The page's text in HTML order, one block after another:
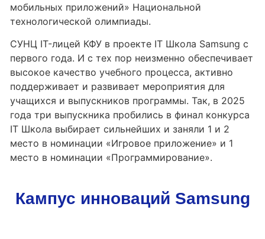
мобильных приложений» Национальной
технологической олимпиады.
СУНЦ IT-лицей КФУ в проекте IT Школа Samsung с
первого года. И с тех пор неизменно обеспечивает
высокое качество учебного процесса, активно
поддерживает и развивает мероприятия для
учащихся и выпускников программы. Так, в 2025
года три выпускника пробились в финал конкурса
IT Школа выбирает сильнейших и заняли 1 и 2
место в номинации «Игровое приложение» и 1
место в номинации «Программирование».
Кампус инноваций Samsung